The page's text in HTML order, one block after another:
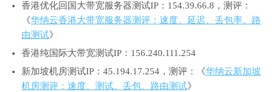
香港优化回国大带宽服务器测试IP：154.39.66.8，测评：
《华纳云香港大带宽服务器测评：速度、延迟、丢包率、路
由测试》
香港纯国际大带宽测试IP：156.240.111.254
新加坡机房测试IP：45.194.17.254，测评：《华纳云新加坡
机房测评：速度、测试、丢包、路由测试》